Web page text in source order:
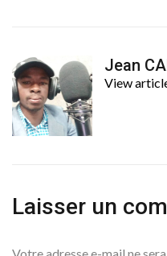
Jean
View
Laisser un